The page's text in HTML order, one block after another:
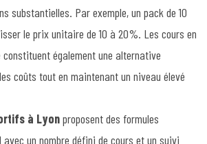
substantielles. Par exemple, un pack de 10
le prix unitaire de 10 à 20%. Les cours en
constituent également une alternative
coûts tout en maintenant un niveau élevé
à Lyonproposent des formules
avec un nombre défini de cours et un suivi